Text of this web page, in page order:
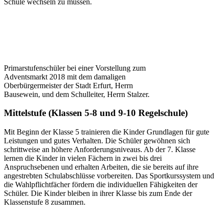
Primarstufenschüler bei einer Vorstellung zum
Adventsmarkt 2018 mit dem damaligen
Oberbürgermeister der Stadt Erfurt, Herrn
Bausewein, und dem Schulleiter, Herrn Stalzer.
Mittelstufe (Klassen 5-8 und 9-10 Regelschule)
Mit Beginn der Klasse 5 trainieren die Kinder Grundlagen für gute
Leistungen und gutes Verhalten. Die Schüler gewöhnen sich
schrittweise an höhere Anforderungsniveaus. Ab der 7. Klasse
lernen die Kinder in vielen Fächern in zwei bis drei
Anspruchsebenen und erhalten Arbeiten, die sie bereits auf ihre
angestrebten Schulabschlüsse vorbereiten. Das Sportkurssystem und
die Wahlpflichtfächer fördern die individuellen Fähigkeiten der
Schüler. Die Kinder bleiben in ihrer Klasse bis zum Ende der
Klassenstufe 8 zusammen.